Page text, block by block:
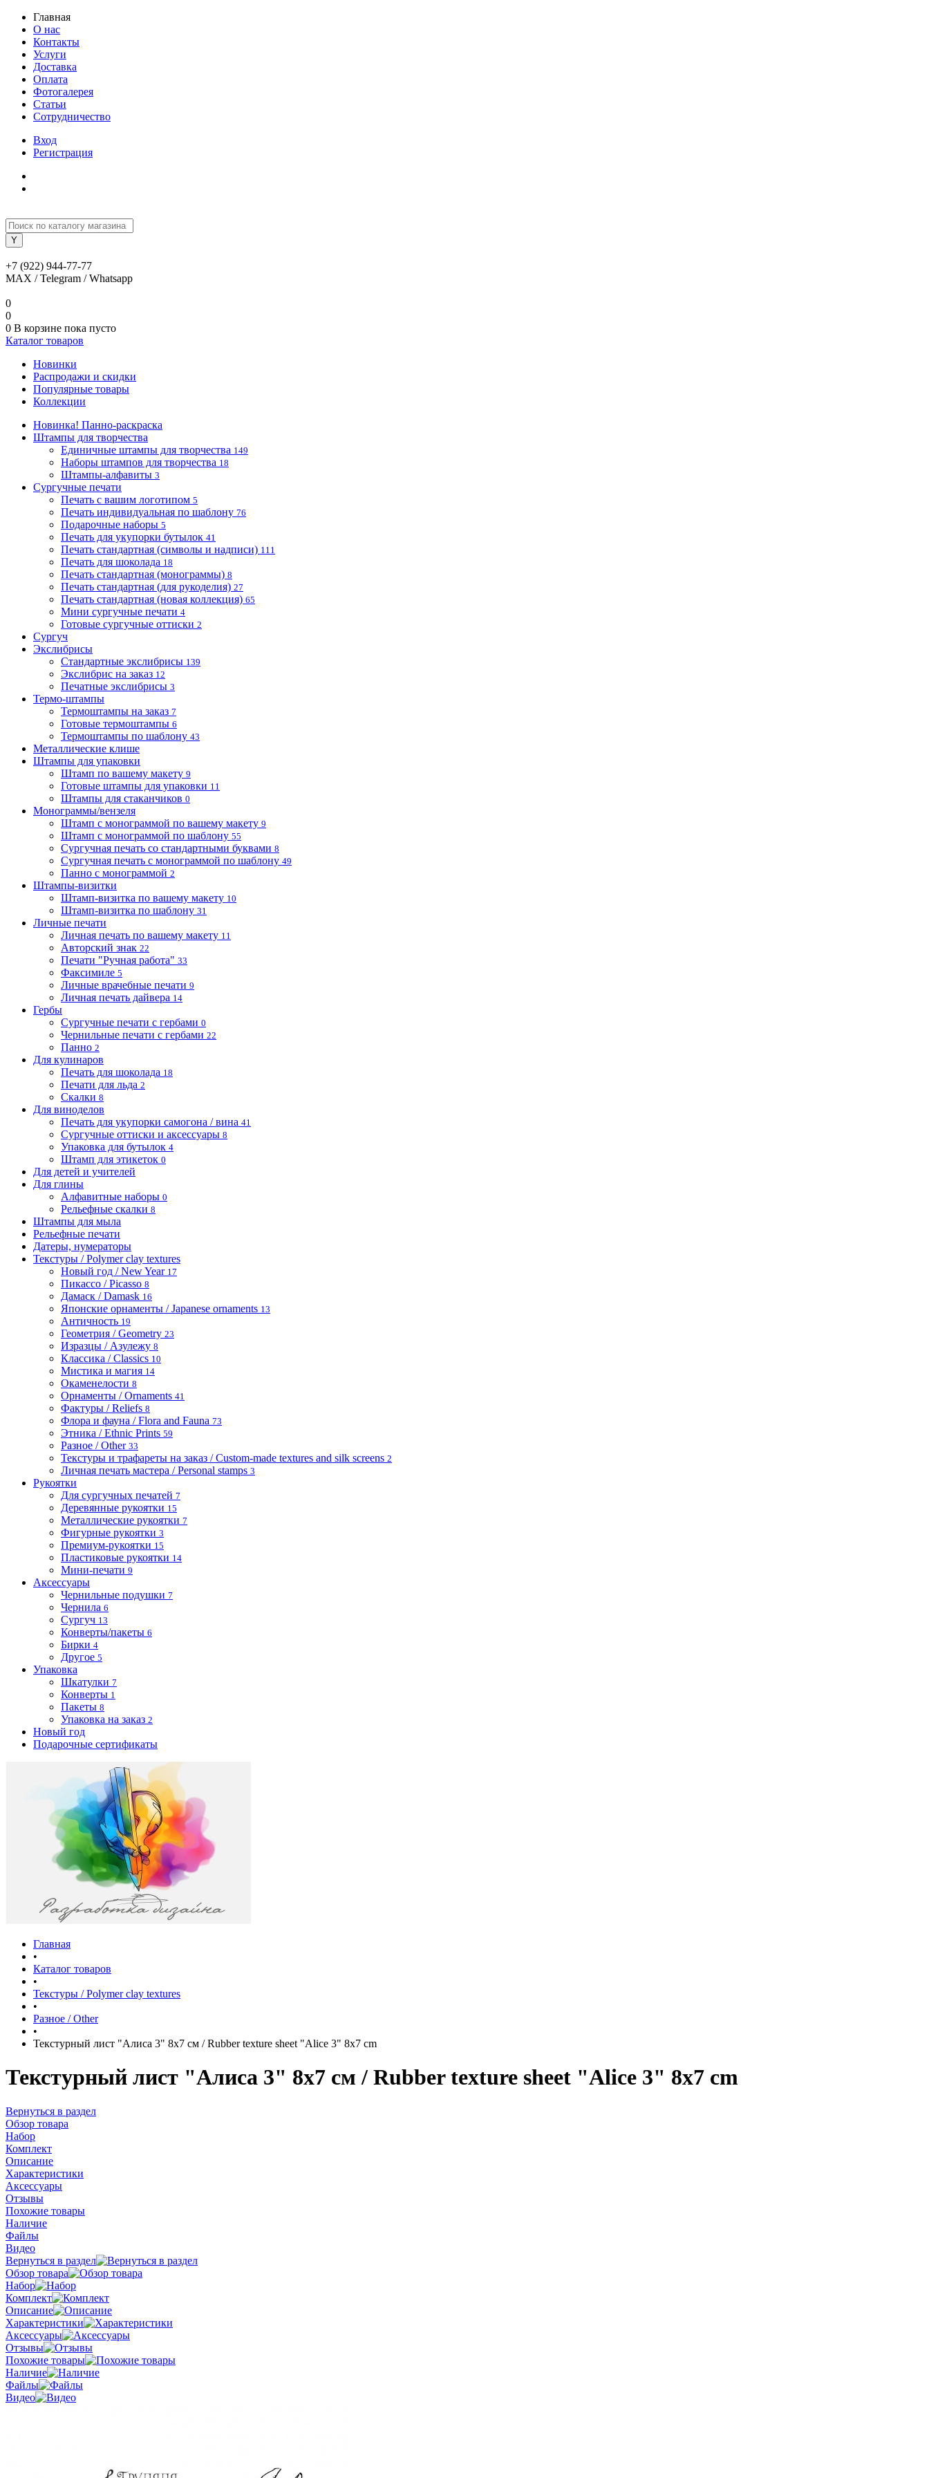
Главная
О нас
Контакты
Услуги
Доставка
Оплата
Фотогалерея
Статьи
Сотрудничество
Вход
Регистрация
+7 (922) 944-77-77
MAX / Telegram / Whatsapp
0
0
0 В корзине пока пусто
Каталог товаров
Новинки
Распродажи и скидки
Популярные товары
Коллекции
Новинка! Панно-раскраска
Штампы для творчества
Единичные штампы для творчества 149
Наборы штампов для творчества 18
Штампы-алфавиты 3
Сургучные печати
Печать с вашим логотипом 5
Печать индивидуальная по шаблону 76
Подарочные наборы 5
Печать для укупорки бутылок 41
Печать стандартная (символы и надписи) 111
Печать для шоколада 18
Печать стандартная (монограммы) 8
Печать стандартная (для рукоделия) 27
Печать стандартная (новая коллекция) 65
Мини сургучные печати 4
Готовые сургучные оттиски 2
Сургуч
Экслибрисы
Стандартные экслибрисы 139
Экслибрис на заказ 12
Печатные экслибрисы 3
Термо-штампы
Термоштампы на заказ 7
Готовые термоштампы 6
Термоштампы по шаблону 43
Металлические клише
Штампы для упаковки
Штамп по вашему макету 9
Готовые штампы для упаковки 11
Штампы для стаканчиков 0
Монограммы/вензеля
Штамп с монограммой по вашему макету 9
Штамп с монограммой по шаблону 55
Сургучная печать со стандартными буквами 8
Сургучная печать с монограммой по шаблону 49
Панно с монограммой 2
Штампы-визитки
Штамп-визитка по вашему макету 10
Штамп-визитка по шаблону 31
Личные печати
Личная печать по вашему макету 11
Авторский знак 22
Печати "Ручная работа" 33
Факсимиле 5
Личные врачебные печати 9
Личная печать дайвера 14
Гербы
Сургучные печати с гербами 0
Чернильные печати с гербами 22
Панно 2
Для кулинаров
Печать для шоколада 18
Печати для льда 2
Скалки 8
Для виноделов
Печать для укупорки самогона / вина 41
Сургучные оттиски и аксессуары 8
Упаковка для бутылок 4
Штамп для этикеток 0
Для детей и учителей
Для глины
Алфавитные наборы 0
Рельефные скалки 8
Штампы для мыла
Рельефные печати
Датеры, нумераторы
Текстуры / Polymer clay textures
Новый год / New Year 17
Пикассо / Picasso 8
Дамаск / Damask 16
Японские орнаменты / Japanese ornaments 13
Античность 19
Геометрия / Geometry 23
Изразцы / Азулежу 8
Классика / Classics 10
Мистика и магия 14
Окаменелости 8
Орнаменты / Ornaments 41
Фактуры / Reliefs 8
Флора и фауна / Flora and Fauna 73
Этника / Ethnic Prints 59
Разное / Other 33
Текстуры и трафареты на заказ / Custom-made textures and silk screens 2
Личная печать мастера / Personal stamps 3
Рукоятки
Для сургучных печатей 7
Деревянные рукоятки 15
Металлические рукоятки 7
Фигурные рукоятки 3
Премиум-рукоятки 15
Пластиковые рукоятки 14
Мини-печати 9
Аксессуары
Чернильные подушки 7
Чернила 6
Сургуч 13
Конверты/пакеты 6
Бирки 4
Другое 5
Упаковка
Шкатулки 7
Конверты 1
Пакеты 8
Упаковка на заказ 2
Новый год
Подарочные сертификаты
Главная
•
Каталог товаров
•
Текстуры / Polymer clay textures
•
Разное / Other
•
Текстурный лист "Алиса 3" 8х7 см / Rubber texture sheet "Alice 3" 8x7 cm
Текстурный лист "Алиса 3" 8х7 см / Rubber texture sheet "Alice 3" 8x7 cm
Вернуться в раздел
Обзор товара
Набор
Комплект
Описание
Характеристики
Аксессуары
Отзывы
Похожие товары
Наличие
Файлы
Видео
Вернуться в раздел
Обзор товара
Набор
Комплект
Описание
Характеристики
Аксессуары
Отзывы
Похожие товары
Наличие
Файлы
Видео